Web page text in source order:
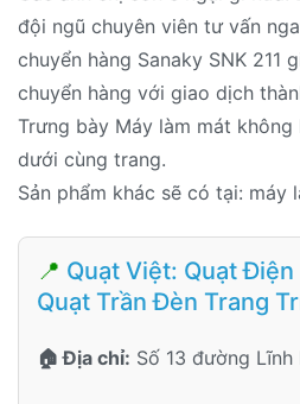
đội ngũ chuyên viên tư vấn
chuyển hàng Sanaky SNK 211
chuyển hàng với giao dịch
Trưng bày Máy làm mát
dưới cùng trang.
Sản phẩm khác sẽ có tại: máy
📍 Quạt Việt: Quạt Điện
Quạt Trần Đèn Trang
🏠 Địa chỉ: Số 13 đường Lĩnh